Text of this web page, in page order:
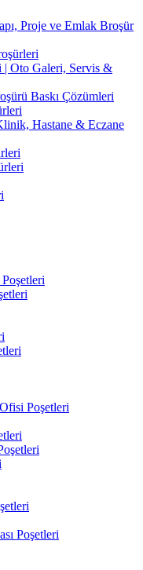
Proje ve Emlak Broşür
Oto Galeri, Servis &
Baskı Çözümleri
Hastane & Eczane
Poşetleri
Poşetleri